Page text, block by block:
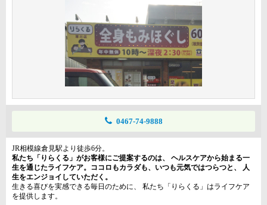
0467-74-9888
JR相模線倉見駅より徒歩6分。
私たち「りらくる」がお客様にご提案するのは、 ヘルスケアから始まる一
生を通じたライフケア。ココロもカラダも、いつも元気ではつらつと、 人
生をエンジョイしていただく。
生きる喜びを実感できる毎日のために、 私たち「りらくる」はライフケア
を提供します。